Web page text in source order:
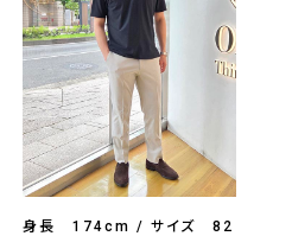
身長 174cm / サイズ 82